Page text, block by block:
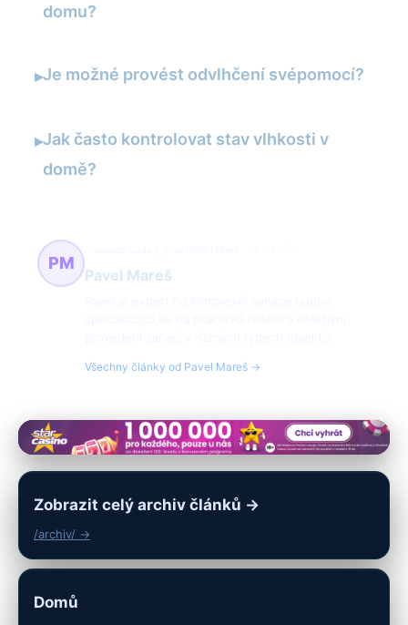
domu?
▸Je možné provést odvlhčení svépomocí?
▸Jak často kontrolovat stav vlhkosti v
domě?
PM
Pavel Mareš
Všechny články od Pavel Mareš →
Zobrazit celý archiv článků →
/archiv/ →
Domů